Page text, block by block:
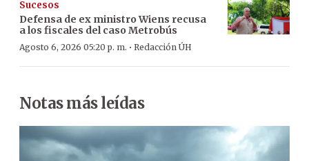
Sucesos
Defensa de ex ministro Wiens recusa
a los fiscales del caso Metrobús
Agosto 6, 2026 05:20 p. m. · Redacción ÚH
Notas más leídas